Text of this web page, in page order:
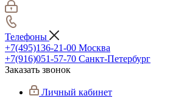
Телефоны
+7(495)136-21-00‬ Москва
+7(916)051-57-70 Санкт-Петербург
Заказать звонок
Личный кабинет